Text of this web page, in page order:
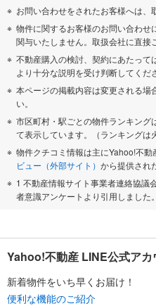
お問い合わせをされたお客様へは、
物件に関するお客様のお問い合わせ
関与いたしません。取扱会社に直接
不動産購入の検討、契約にあたって
より十分な説明を受け判断してくだ
本ページの掲載内容は変更される場
い。
市区町村・駅ごとの物件ランキン
て表示しています。（ランキングは
物件クチコミ情報は主にYahoo!不
ビュー（外部サイト） から提供され
1 不動産情報サイト事業者連絡協議
者意識アンケートより引用しました。
Yahoo!不動産 LINE公式アカ
新着物件をいち早くお届け！
便利な機能のご紹介